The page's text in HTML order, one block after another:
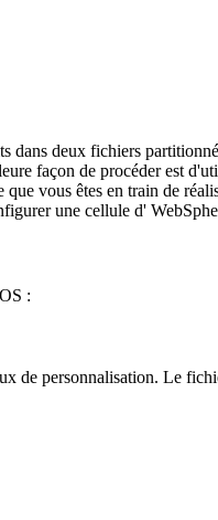
dans deux fichiers
façon de procéder est
vous êtes en train de
une cellule d'
:
de personnalisation. Le